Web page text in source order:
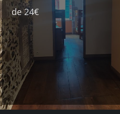
de 24€